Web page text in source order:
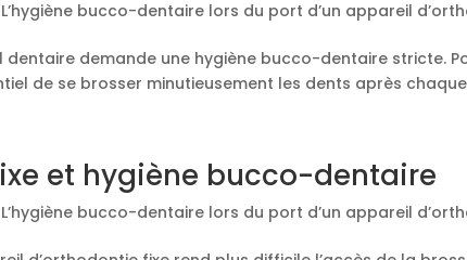
L’hygiène bucco-dentaire lors du port d’un appareil
dentaire demande une hygiène bucco-dentaire stricte.
de se brosser minutieusement les dents après
et hygiène bucco-dentaire
L’hygiène bucco-dentaire lors du port d’un appareil